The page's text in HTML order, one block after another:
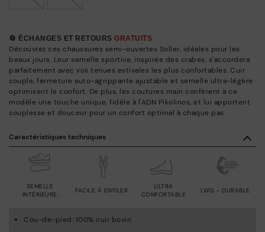
🔄 ÉCHANGES ET RETOURS GRATUITS
Découvrez ces chaussures semi-ouvertes Soller, idéales pour les
beaux jours. Leur semelle sportive, inspirée des crabes, s'accordera
parfaitement avec vos tenues estivales les plus confortables. Cuir
souple, fermeture auto-agrippante ajustable et semelle ultra-légère
optimisent le confort. De plus, les coutures main confèrent à ce
modèle une touche unique, fidèle à l'ADN Pikolinos, et lui apportent
souplesse et douceur pour un confort optimal à chaque pas.
Caractéristiques techniques
SEMELLE
INTÉRIEURE
FACILE À ENFILER
ULTRA
CONFORTABLE
LWG - DURABLE
Cou-de-pied: 100% cuir bovin